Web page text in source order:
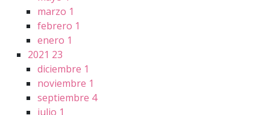
marzo 1
febrero 1
enero 1
2021 23
diciembre 1
noviembre 1
septiembre 4
julio 1